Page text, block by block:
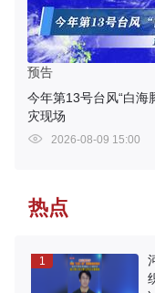
预告
今年第13号台风“白海
灾现场
2026-08-09 15:00
热点
1